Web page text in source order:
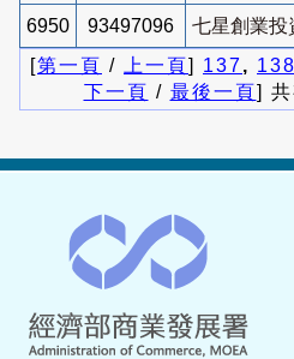
6950 93497096
七星創業投
[第一頁 / 上一頁] 137, 138
下一頁 / 最後一頁] 共